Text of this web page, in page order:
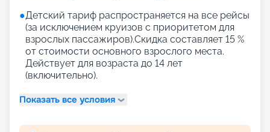
●Детский тариф распространяется на все рейсы
(за исключением круизов с приоритетом для
взрослых пассажиров).Скидка составляет 15 %
от стоимости основного взрослого места.
Действует для возраста до 14 лет
(включительно).
Показать все условия